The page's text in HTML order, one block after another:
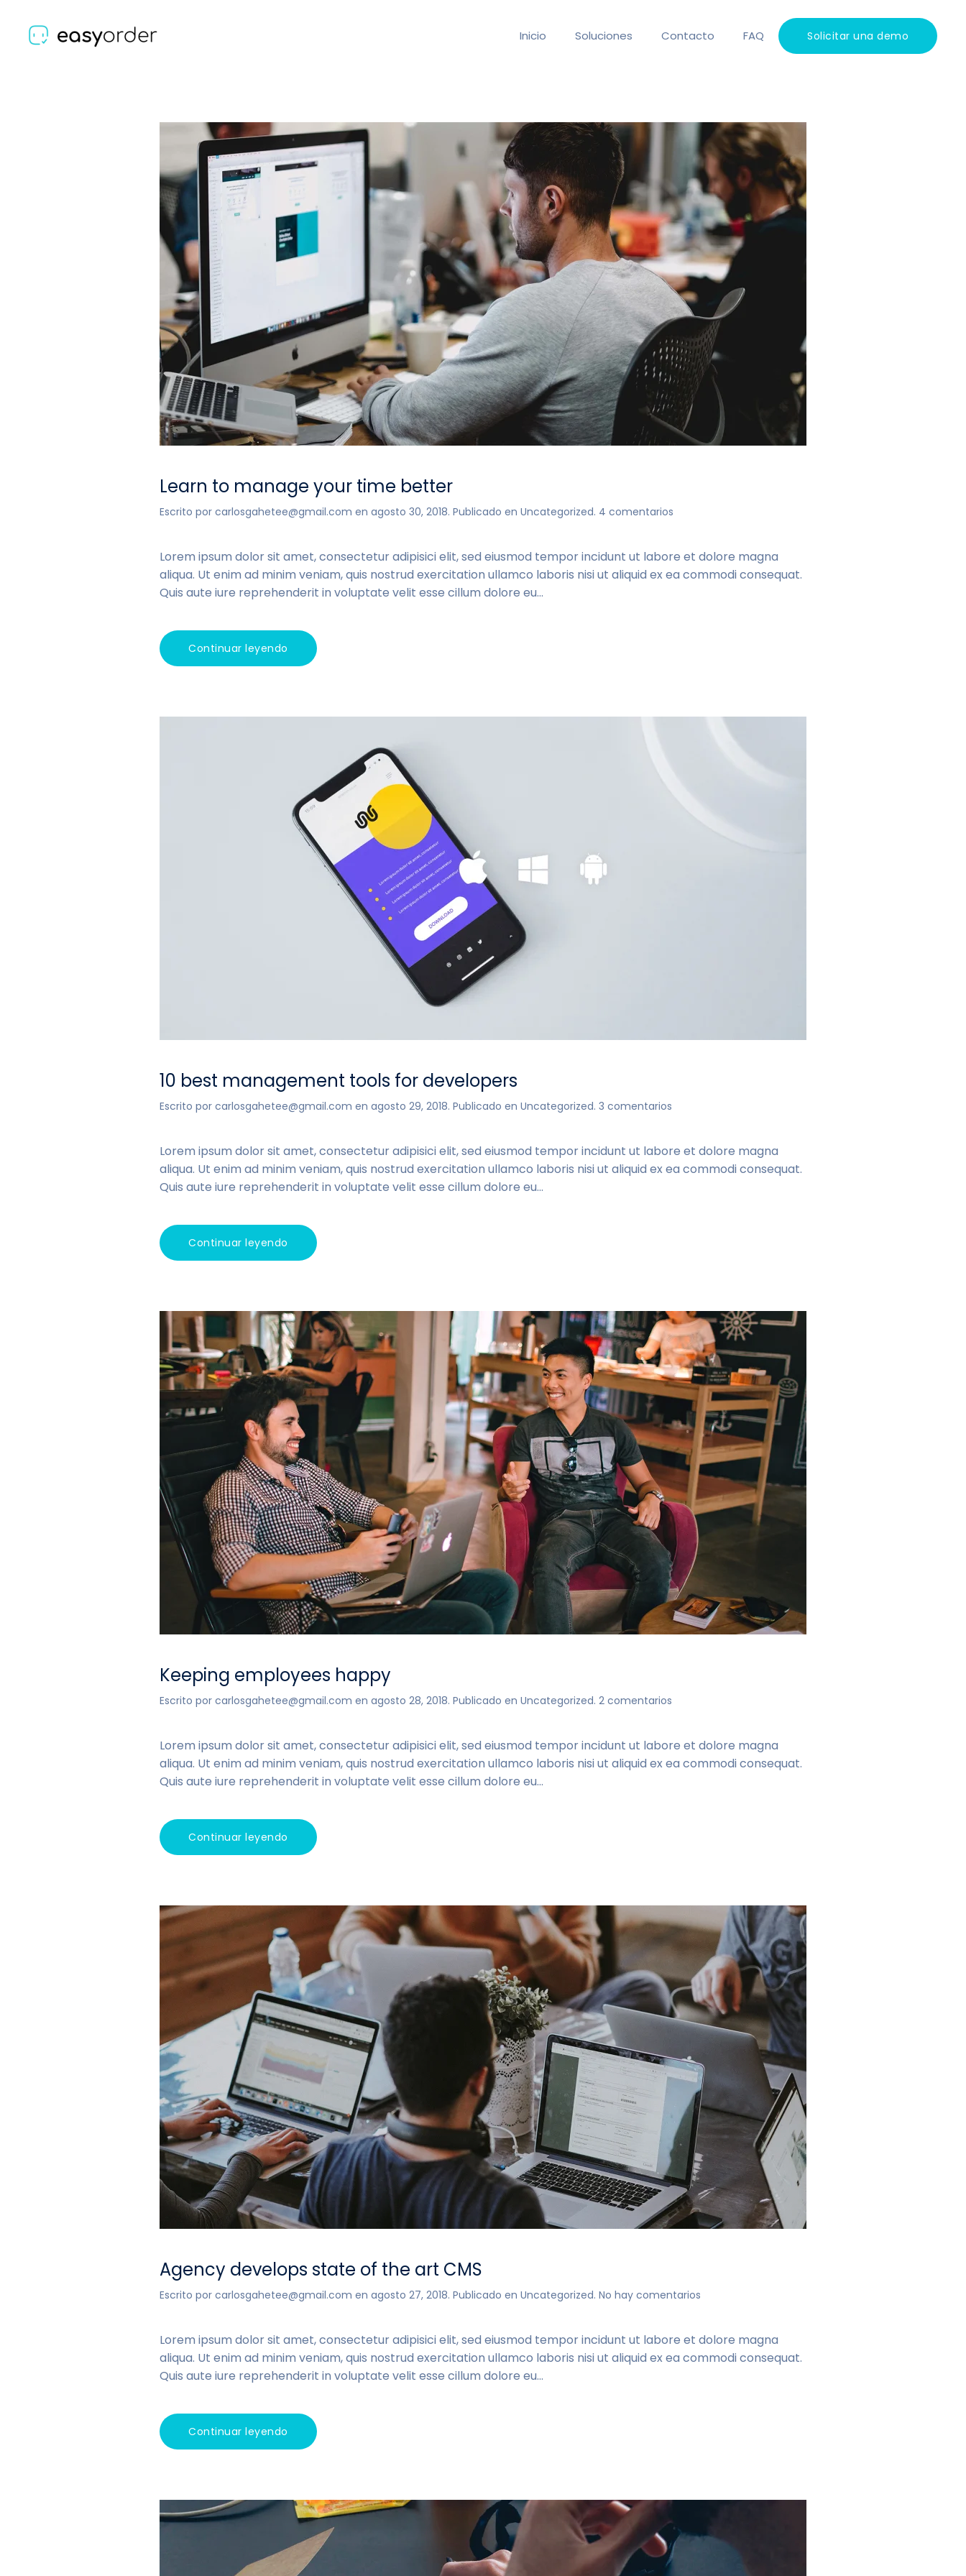
Skip to main content Inicio Soluciones Contacto FAQ Solicitar una demo
Learn to manage your time better
Escrito por carlosgahetee@gmail.com en agosto 30, 2018. Publicado en Uncategorized. 4 comentarios
manage
time
Lorem ipsum dolor sit amet, consectetur adipisici elit, sed eiusmod tempor incidunt ut labore et dolore magna
aliqua. Ut enim ad minim veniam, quis nostrud exercitation ullamco laboris nisi ut aliquid ex ea commodi consequat.
Quis aute iure reprehenderit in voluptate velit esse cillum dolore eu...
Continuar leyendo
10 best management tools for developers
Escrito por carlosgahetee@gmail.com en agosto 29, 2018. Publicado en Uncategorized. 3 comentarios
management
for
Lorem ipsum dolor sit amet, consectetur adipisici elit, sed eiusmod tempor incidunt ut labore et dolore magna
aliqua. Ut enim ad minim veniam, quis nostrud exercitation ullamco laboris nisi ut aliquid ex ea commodi consequat.
Quis aute iure reprehenderit in voluptate velit esse cillum dolore eu...
Continuar leyendo
Keeping employees happy
Escrito por carlosgahetee@gmail.com en agosto 28, 2018. Publicado en Uncategorized. 2 comentarios
happy
Lorem ipsum dolor sit amet, consectetur adipisici elit, sed eiusmod tempor incidunt ut labore et dolore magna
aliqua. Ut enim ad minim veniam, quis nostrud exercitation ullamco laboris nisi ut aliquid ex ea commodi consequat.
Quis aute iure reprehenderit in voluptate velit esse cillum dolore eu...
Continuar leyendo
Agency develops state of the art CMS
Escrito por carlosgahetee@gmail.com en agosto 27, 2018. Publicado en Uncategorized. No hay comentarios
state
the
Lorem ipsum dolor sit amet, consectetur adipisici elit, sed eiusmod tempor incidunt ut labore et dolore magna
aliqua. Ut enim ad minim veniam, quis nostrud exercitation ullamco laboris nisi ut aliquid ex ea commodi consequat.
Quis aute iure reprehenderit in voluptate velit esse cillum dolore eu...
Continuar leyendo